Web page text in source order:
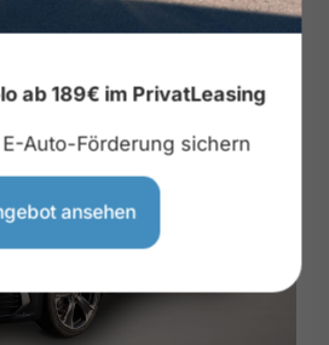
ab 189€ im PrivatLeasing
Auto-Förderung sichern
ansehen